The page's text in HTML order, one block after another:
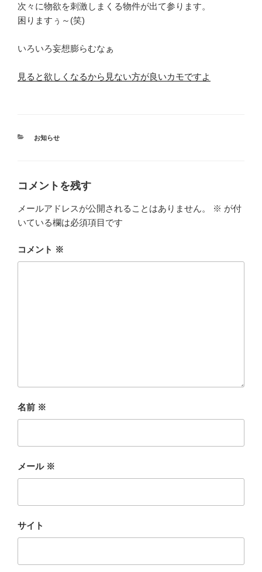
次々に物欲を刺激しまくる物件が出て参ります。
困りますぅ～(笑)
いろいろ妄想膨らむなぁ
見ると欲しくなるから見ない方が良いカモですよ
カ
ー
お知らせ
コメントを残す
メールアドレスが公開されることはありません。 ※ が付
いている欄は必須項目です
コメント ※
名前 ※
メール ※
サイト